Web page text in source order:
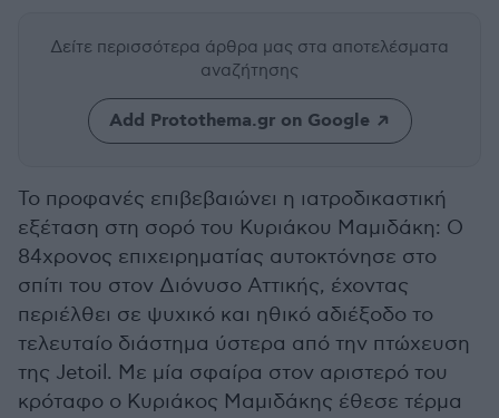
Δείτε περισσότερα άρθρα μας στα αποτελέσματα
αναζήτησης
Add Protothema.gr on Google
Το προφανές επιβεβαιώνει η ιατροδικαστική
εξέταση στη σορό του Κυριάκου Μαμιδάκη: Ο
84χρονος επιχειρηματίας αυτοκτόνησε στο
σπίτι του στον Διόνυσο Αττικής, έχοντας
περιέλθει σε ψυχικό και ηθικό αδιέξοδο το
τελευταίο διάστημα ύστερα από την πτώχευση
της Jetoil. Με μία σφαίρα στον αριστερό του
κρόταφο ο Κυριάκος Μαμιδάκης έθεσε τέρμα